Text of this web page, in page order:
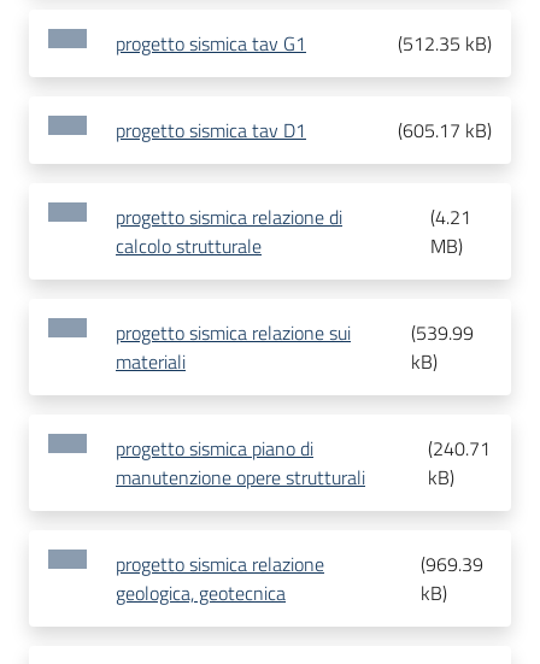
progetto sismica tav G1 (512.35 kB)
progetto sismica tav D1 (605.17 kB)
progetto sismica relazione di
calcolo strutturale
(4.21
MB)
progetto sismica relazione sui
materiali
(539.99
kB)
progetto sismica piano di
manutenzione opere strutturali
(240.71
kB)
progetto sismica relazione
geologica, geotecnica
(969.39
kB)